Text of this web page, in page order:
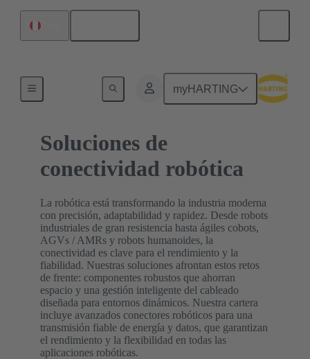
myHARTING
Soluciones de
conectividad robótica
La robótica está transformando la industria moderna
con precisión, adaptabilidad y rapidez. Desde robots
industriales de gran resistencia hasta ágiles cobots,
AGVs / AMRs y robots humanoides, la
conectividad es clave para el rendimiento y la
fiabilidad. Nuestras soluciones afrontan estos retos
de frente: componentes robustos que ahorran
espacio y una gestión inteligente del cableado
diseñada para entornos dinámicos. Nuestra cartera
incluye avanzados conectores robóticos para una
transmisión fiable de energía y datos, que garantizan
el rendimiento y la flexibilidad en todas las
aplicaciones robóticas.